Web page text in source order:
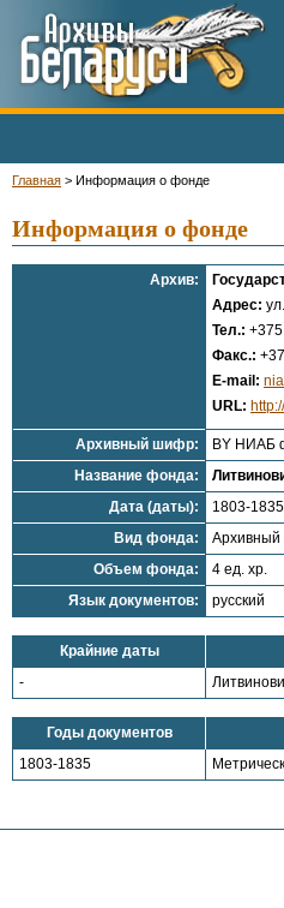
Главная > Информация о фонде
Информация о фонде
Архив:
Адрес:
Тел.:
Факс.:
E-mail:
URL:
Архивный шифр:
BY НИАБ
Название фонда:
Дата (даты):
1803-1835
Вид фонда:
Архивный
Объем фонда:
4 ед. хр.
Язык документов:
русский
Крайние даты
-
Годы документов
1803-1835